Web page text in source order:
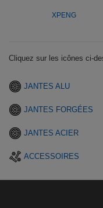
XPENG
Cliquez sur les icônes ci-
JANTES ALU
JANTES FORGÉES
JANTES ACIER
ACCESSOIRES